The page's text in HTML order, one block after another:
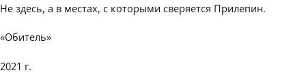
Не здесь, а в местах, с которыми сверяется Прилепин.
«Обитель»
2021 г.